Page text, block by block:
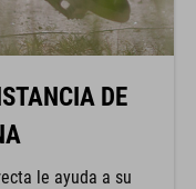
DE
le ayuda a su